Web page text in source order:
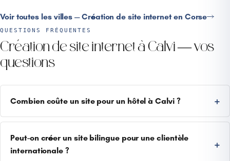
Voir toutes les villes — Création de site internet en Corse
QUESTIONS FRÉQUENTES
Création de site internet à Calvi — vos
questions
Combien coûte un site pour un hôtel à Calvi ?
Peut-on créer un site bilingue pour une clientèle
internationale ?